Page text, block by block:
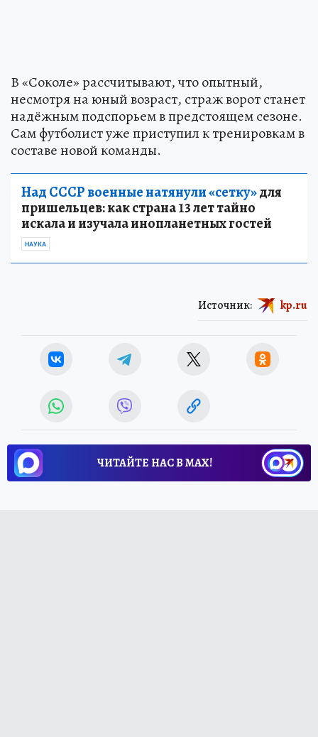
В «Соколе» рассчитывают, что опытный,
несмотря на юный возраст, страж ворот станет
надёжным подспорьем в предстоящем сезоне.
Сам футболист уже приступил к тренировкам в
составе новой команды.
Над СССР военные натянули «сетку»для
пришельцев: как страна 13 лет тайно
искала и изучала инопланетных гостей
НАУКА
Источник: kp.ru
ЧИТАЙТЕ НАС В МАХ!